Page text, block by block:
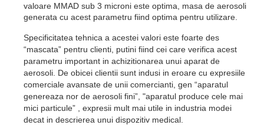
valoare MMAD sub 3 microni este optima, masa de aerosoli
generata cu acest parametru fiind optima pentru utilizare.
Specificitatea tehnica a acestei valori este foarte des
“mascata” pentru clienti, putini fiind cei care verifica acest
parametru important in achizitionarea unui aparat de
aerosoli. De obicei clientii sunt indusi in eroare cu expresiile
comerciale avansate de unii comercianti, gen “aparatul
genereaza nor de aerosoli fini”, "aparatul produce cele mai
mici particule” , expresii mult mai utile in industria modei
decat in descrierea unui dispozitiv medical.